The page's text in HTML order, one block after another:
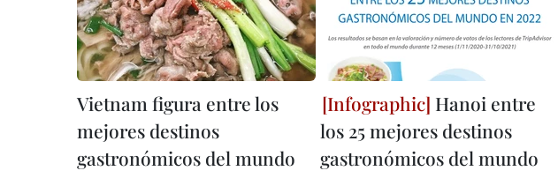
Vietnam figura entre los
mejores destinos
gastronómicos del mundo
Hanoi entre
los 25 mejores destinos
gastronómicos del mundo